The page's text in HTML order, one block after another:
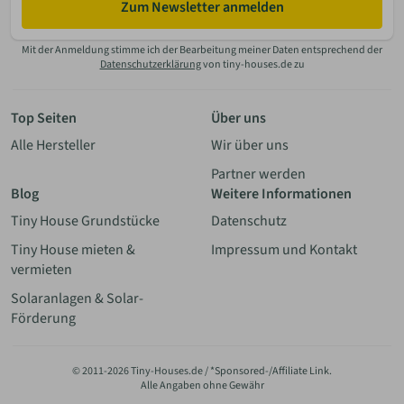
Zum Newsletter anmelden
Mit der Anmeldung stimme ich der Bearbeitung meiner Daten entsprechend der
Datenschutzerklärungvon tiny-houses.de zu
Top Seiten
Alle Hersteller
Über uns
Wir über uns
Partner werden
Blog
Tiny House Grundstücke
Tiny House mieten &
vermieten
Solaranlagen & Solar-
Förderung
Weitere Informationen
Datenschutz
Impressum und Kontakt
© 2011-2026 Tiny-Houses.de / *Sponsored-/Affiliate Link.
Alle Angaben ohne Gewähr